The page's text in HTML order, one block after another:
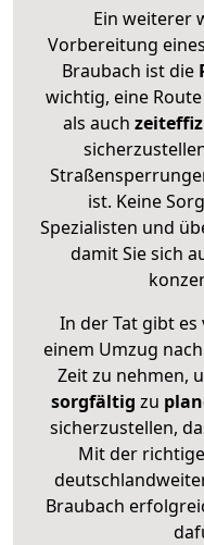
Ein weiterer
Vorbereitung
Braubach ist die
wichtig, eine
als auch
ist. Keine
Spezialisten und
damit Sie sich
In der Tat gibt es
einem Umzug
Zeit zu nehmen,
sorgfältig zu
sicherzustellen,
Mit der
Braubach